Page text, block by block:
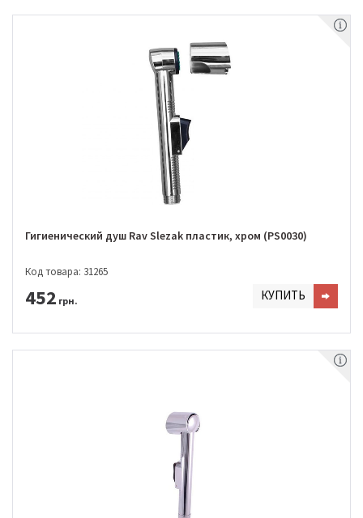
Гигиенический душ Rav Slezak пластик, хром (PS0030)
Код товара: 31265
452 грн. КУПИТЬ